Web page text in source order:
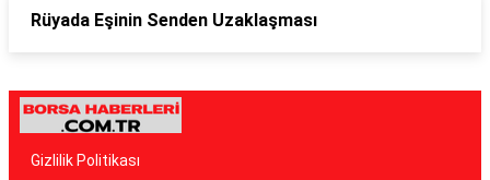
Rüyada Eşinin Senden Uzaklaşması
Gizlilik Politikası